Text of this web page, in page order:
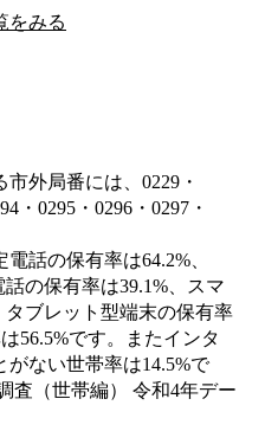
をみる
外局番には、0229・
・0295・0296・0297・
話の保有率は64.2%、
の保有率は39.1%、スマ
ブレット型端末の保有率
56.5%です。またインタ
ない世帯率は14.5%で
査（世帯編） 令和4年デー